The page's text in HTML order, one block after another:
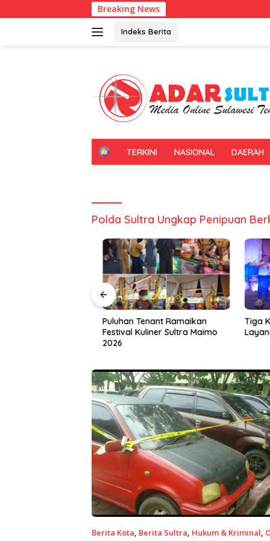
ke
Breaking News
Indeks Berita
H
TERKINI NASIONAL DAERAH
Polda Sultra Ungkap Penipuan
Puluhan Tenant Ramaikan
Festival Kuliner Sultra Maimo
2026
Tiga
Berita Kota, Berita Sultra, Hukum & Kriminal,